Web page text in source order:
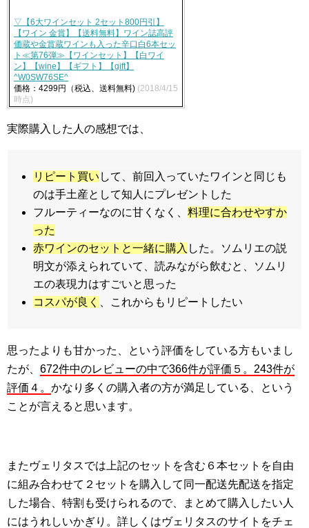
▽【6大ワインセット 2セット800円引】
【ワイン 金賞】【送料無料】ワイン誌高評
価蔵や金賞蔵ワインも入った辛口白6本セッ
ト≪第76弾≫【ワインセット】【白ワイ
ン】【wine】【ギフト】【gift】
^W0SW76SE^
価格：4299円（税込、送料無料) (2018/4/15
時点)
実際購入した人の感想では、
リピート買い して、前回入っていたワインと同じも
のは手土産として知人にプレゼントした
フルーティーなのに甘くなく、料理に合わせやすか
った
赤ワインのセットと一緒に購入 した。ソムリエの説
明文が添えられていて、読みながら飲むと、ソムリ
エの表現力はすごいと思った
コスパが良く
、これからもリピートしたい
思ったよりも甘かった、という評価をしている方もいまし
たが、 672件中のレビューの中で366件が評価５。243件が
評価４。 かなり多くの購入者の方が満足している、という
ことが言えると思います。
またヴェリタスでは上記のセットを含む６本セットを自由
に組み合わせて２セットを購入して同一配送先配送を指定
した場合、特割も受けられるので、まとめて購入したい人
にはうれしいかぎり。詳しくはヴェリタスのサイトをチェ